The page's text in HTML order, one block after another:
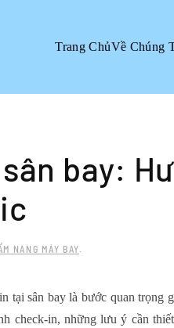
Trang ChủVề Chúng
bay:
NANG MÁY BAY.
tại sân baylà bước quan trọng
check-in, những lưu ý cần